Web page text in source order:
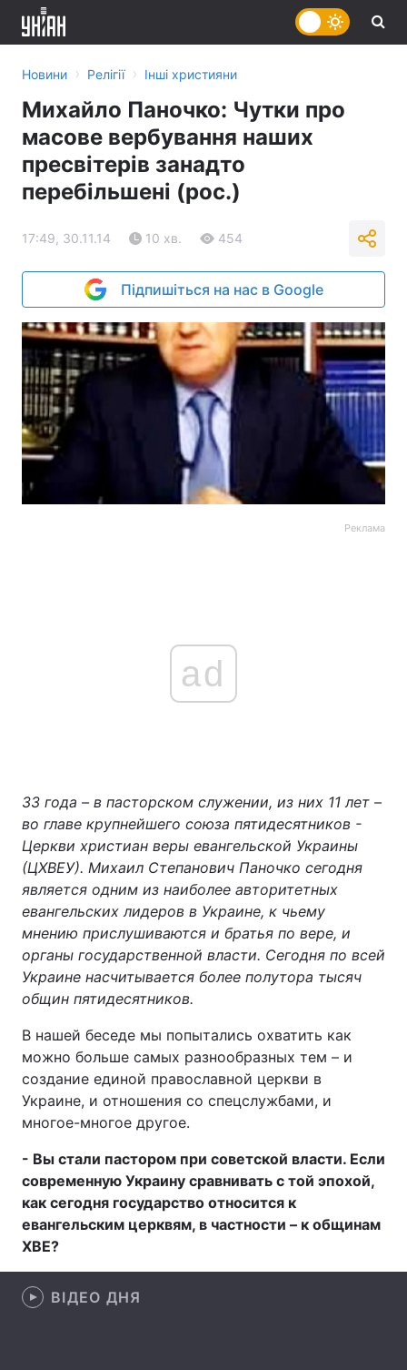
Головна Війна
Україна Політика
Економіка Світ
Техно і зв'язок Лайт
Здоров'я
Екологія
Лонгріди
Відео з Youtube
Новини › Релігії › Інші християни
Михайло Паночко: Чутки про
масове вербування наших
пресвітерів занадто
перебільшені (рос.)
17:49, 30.11.14 10 хв. 454
Підпишіться на нас в Google
Реклама
ad
33 года – в пасторском служении, из них 11 лет –
во главе крупнейшего союза пятидесятников -
Церкви христиан веры евангельской Украины
(ЦХВЕУ). Михаил Степанович Паночко сегодня
является одним из наиболее авторитетных
евангельских лидеров в Украине, к чьему
мнению прислушиваются и братья по вере, и
органы государственной власти. Сегодня по всей
Украине насчитывается более полутора тысяч
общин пятидесятников.
В нашей беседе мы попытались охватить как
можно больше самых разнообразных тем – и
создание единой православной церкви в
Украине, и отношения со спецслужбами, и
многое-многое другое.
- Вы стали пастором при советской власти. Если
современную Украину сравнивать с той эпохой,
как сегодня государство относится к
евангельским церквям, в частности – к общинам
ХВЕ?
ВІДЕО ДНЯ